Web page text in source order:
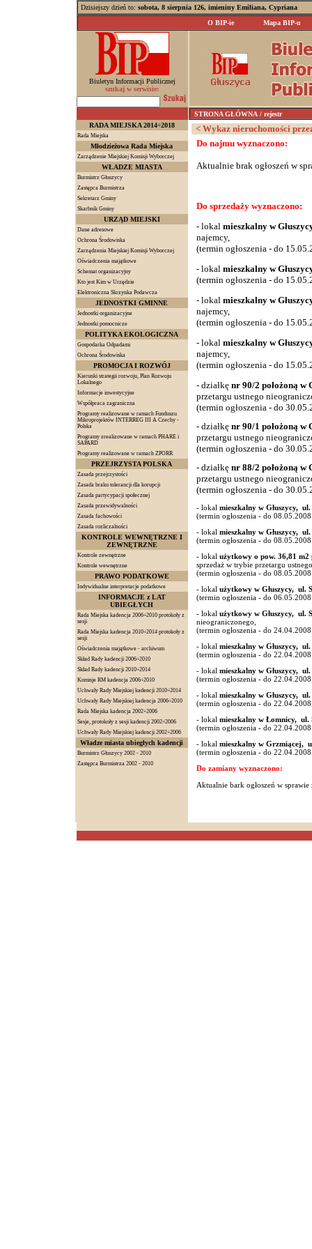
Dzisiejszy dzień to: sobota, 8 sierpnia 126, imieniny Emiliana, Cypriana
O BIP-ie
Mapa BIP-u
Biuletyn Informacji Publicznej
szukaj w serwisie:
STRONA GŁÓWNA / rejestr
RADA MIEJSKA 2014÷2018
Rada Miejska
Młodzieżowa Rada Miejska
Zarządzenie Miejskiej Komisji Wyborczej
WŁADZE MIASTA
Burmistrz Głuszycy
Zastępca Burmistrza
Sekretarz Gminy
Skarbnik Gminy
URZĄD MIEJSKI
Dane adresowe
Ochrona Środowiska
Zarządzenia Miejskiej Komisji Wyborczej
Oświadczenia majątkowe
Schemat organizacyjny
Kto jest Kim w Urzędzie
Elektroniczna Skrzynka Podawcza
JEDNOSTKI GMINNE
Jednostki organizacyjne
Jednostki pomocnicze
POLITYKA EKOLOGICZNA
Gospodarka Odpadami
Ochrona Środowiska
PROMOCJA I ROZWÓJ
Kierunki strategii rozwoju, Plan Rozwoju
Lokalnego
Informacje inwestycyjne
Współpraca zagraniczna
Programy realizowane w ramach Funduszu
Mikroprojektów INTERREG III A Czechy -
Polska
Programy zrealizowane w ramach PHARE i
SAPARD
Programy realizowane w ramach ZPORR
PRZEJRZYSTA POLSKA
Zasada przejrzystości
Zasada braku tolerancji dla korupcji
Zasada partycypacji społecznej
Zasada przewidywalności
Zasada fachowości
Zasada rozliczalności
KONTROLE WEWNĘTRZNE I
ZEWNĘTRZNE
Kontrole zewnętrzne
Kontrole wewnętrzne
PRAWO PODATKOWE
Indywidualne interpretacje podatkowe
INFORMACJE z LAT
UBIEGŁYCH
Rada Miejska kadencja 2006÷2010 protokoły z
sesji
Rada Miejska kadencja 2010÷2014 protokoły z
sesji
Oświadczenia majątkowe - archiwum
Skład Rady kadencji 2006÷2010
Skład Rady kadencji 2010÷2014
Komisje RM kadencja 2006÷2010
Uchwały Rady Miejskiej kadencji 2010÷2014
Uchwały Rady Miejskiej kadencja 2006÷2010
Rada Miejska kadencja 2002÷2006
Sesje, protokoły z sesji kadencji 2002÷2006
Uchwały Rady Miejskiej kadencji 2002÷2006
Władze miasta ubiegłych kadencji
Burmistrz Głuszycy 2002 - 2010
Zastępca Burmistrza 2002 - 2010
< Wykaz nieruchomości
Do najmu wyznaczono:
Aktualnie brak ogłoszeń w
Do sprzedaży wyznaczono:
- lokal mieszkalny w
najemcy,
(termin ogłoszenia - do
- lokal mieszkalny w
(termin ogłoszenia - do
- lokal mieszkalny w
najemcy,
(termin ogłoszenia - do
- lokal mieszkalny w
najemcy,
(termin ogłoszenia - do
- działkę nr 90/2 położoną w
przetargu ustnego
(termin ogłoszenia - do
- działkę nr 90/1 położoną w
przetargu ustnego
(termin ogłoszenia - do
- działkę nr 88/2 położoną w
przetargu ustnego
(termin ogłoszenia - do
- lokal mieszkalny w Głuszycy,
(termin ogłoszenia - do
- lokal mieszkalny w Głuszycy,
(termin ogłoszenia - do
- lokal użytkowy o pow. 36,81
sprzedaż w trybie przetargu
(termin ogłoszenia - do
- lokal użytkowy w Głuszycy, ul.
(termin ogłoszenia - do
- lokal użytkowy w Głuszycy, ul.
nieograniczonego
(termin ogłoszenia - do
- lokal mieszkalny w Głuszycy,
(termin ogłoszenia - do
- lokal mieszkalny w Głuszycy,
(termin ogłoszenia - do
- lokal mieszkalny w Głuszycy,
(termin ogłoszenia - do
- lokal mieszkalny w Łomnicy, ul.
(termin ogłoszenia - do
- lokal mieszkalny w Grzmiącej,
(termin ogłoszenia - do
Do zamiany wyznaczono:
Aktualnie bark ogłoszeń w sprawie